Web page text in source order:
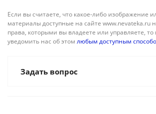
Если вы считаете, что какое-либо изображение
материалы доступные на сайте www.nevateka.ru
права, которыми вы владеете или управляете,
уведомить нас об этом любым доступным
Задать вопрос